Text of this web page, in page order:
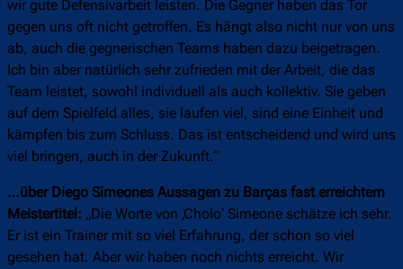
wir gute Defensivarbeit leisten. Die Gegner haben das Tor
gegen uns oft nicht getroffen. Es hängt also nicht nur von uns
ab, auch die gegnerischen Teams haben dazu beigetragen.
Ich bin aber natürlich sehr zufrieden mit der Arbeit, die das
Team leistet, sowohl individuell als auch kollektiv. Sie geben
auf dem Spielfeld alles, sie laufen viel, sind eine Einheit und
kämpfen bis zum Schluss. Das ist entscheidend und wird uns
viel bringen, auch in der Zukunft.“
…über Diego Simeones Aussagen zu Barças fast erreichtem
Meistertitel: „Die Worte von ‚Cholo‘ Simeone schätze ich sehr.
Er ist ein Trainer mit so viel Erfahrung, der schon so viel
gesehen hat. Aber wir haben noch nichts erreicht. Wir